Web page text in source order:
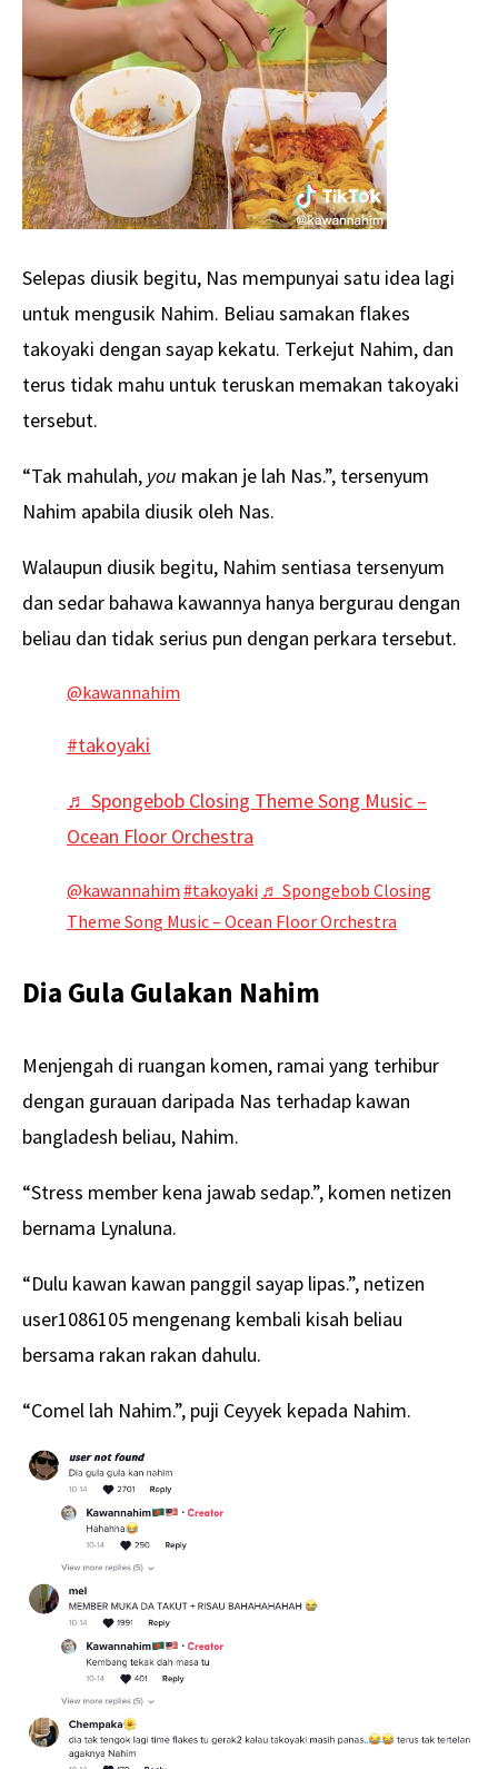
Selepas diusik begitu, Nas mempunyai satu idea lagi
untuk mengusik Nahim. Beliau samakan flakes
takoyaki dengan sayap kekatu. Terkejut Nahim, dan
terus tidak mahu untuk teruskan memakan takoyaki
tersebut.
“Tak mahulah, you makan je lah Nas.”, tersenyum
Nahim apabila diusik oleh Nas.
Walaupun diusik begitu, Nahim sentiasa tersenyum
dan sedar bahawa kawannya hanya bergurau dengan
beliau dan tidak serius pun dengan perkara tersebut.
@kawannahim
#takoyaki
♬ Spongebob Closing Theme Song Music –
Ocean Floor Orchestra
@kawannahim #takoyaki ♬ Spongebob Closing
Theme Song Music – Ocean Floor Orchestra
Dia Gula Gulakan Nahim
Menjengah di ruangan komen, ramai yang terhibur
dengan gurauan daripada Nas terhadap kawan
bangladesh beliau, Nahim.
“Stress member kena jawab sedap.”, komen netizen
bernama Lynaluna.
“Dulu kawan kawan panggil sayap lipas.”, netizen
user1086105 mengenang kembali kisah beliau
bersama rakan rakan dahulu.
“Comel lah Nahim.”, puji Ceyyek kepada Nahim.